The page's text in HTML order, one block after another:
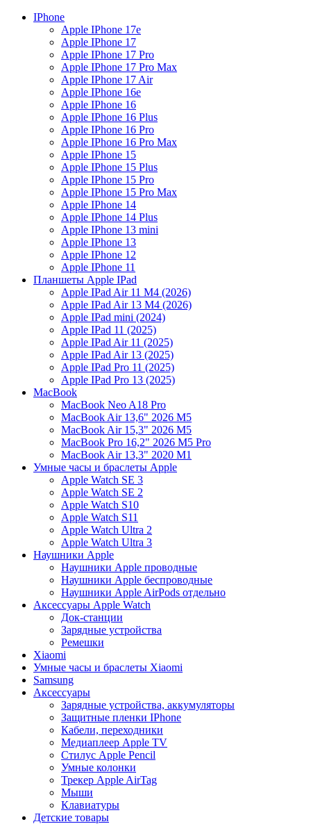
IPhone
Apple IPhone 17e
Apple IPhone 17
Apple IPhone 17 Pro
Apple IPhone 17 Pro Max
Apple IPhone 17 Air
Apple IPhone 16e
Apple IPhone 16
Apple IPhone 16 Plus
Apple IPhone 16 Pro
Apple IPhone 16 Pro Max
Apple IPhone 15
Apple IPhone 15 Plus
Apple IPhone 15 Pro
Apple IPhone 15 Pro Max
Apple IPhone 14
Apple IPhone 14 Plus
Apple IPhone 13 mini
Apple IPhone 13
Apple IPhone 12
Apple IPhone 11
Планшеты Apple IPad
Apple IPad Air 11 М4 (2026)
Apple IPad Air 13 М4 (2026)
Apple IPad mini (2024)
Apple IPad 11 (2025)
Apple IPad Air 11 (2025)
Apple IPad Air 13 (2025)
Apple IPad Pro 11 (2025)
Apple IPad Pro 13 (2025)
MacBook
MacBook Neo A18 Pro
MacBook Air 13,6" 2026 M5
MacBook Air 15,3" 2026 M5
MacBook Pro 16,2" 2026 M5 Pro
MacBook Air 13,3" 2020 M1
Умные часы и браслеты Apple
Apple Watch SE 3
Apple Watch SE 2
Apple Watch S10
Apple Watch S11
Apple Watch Ultra 2
Apple Watch Ultra 3
Наушники Apple
Наушники Apple проводные
Наушники Apple беспроводные
Наушники Apple AirPods отдельно
Аксессуары Apple Watch
Док-станции
Зарядные устройства
Ремешки
Xiaomi
Умные часы и браслеты Xiaomi
Samsung
Аксессуары
Зарядные устройства, аккумуляторы
Защитные пленки IPhone
Кабели, переходники
Медиаплеер Apple TV
Стилус Apple Pencil
Умные колонки
Трекер Apple AirTag
Мыши
Клавиатуры
Детские товары